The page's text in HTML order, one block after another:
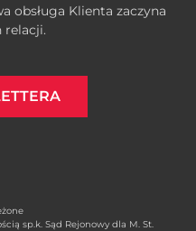
obsługa Klienta zaczyna
relacji.
sp.k. Sąd Rejonowy dla M. St.